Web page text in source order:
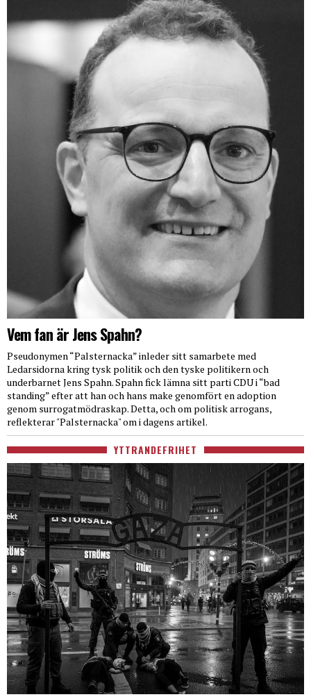
Vem fan är Jens Spahn?
Pseudonymen “Palsternacka” inleder sitt samarbete med
Ledarsidorna kring tysk politik och den tyske politikern och
underbarnet Jens Spahn. Spahn fick lämna sitt parti CDU i “bad
standing” efter att han och hans make genomfört en adoption
genom surrogatmödraskap. Detta, och om politisk arrogans,
reflekterar "Palsternacka" om i dagens artikel.
YTTRANDEFRIHET